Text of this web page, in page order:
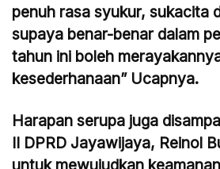
penuh rasa syukur, sukacita
supaya benar-benar dalam
tahun ini boleh
kesederhanaan” Ucapnya.
Harapan serupa juga
II DPRD Jayawijaya, Reinol